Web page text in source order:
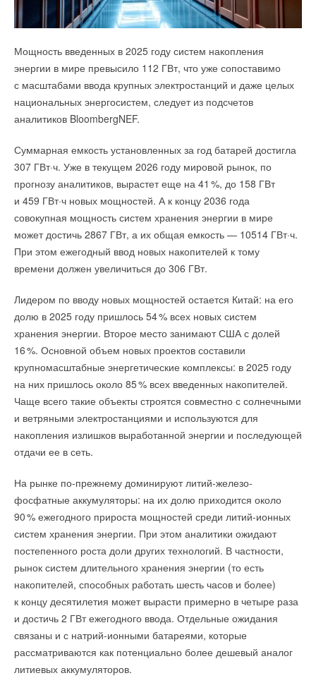
Мощность введенных в 2025 году систем накопления
энергии в мире превысило 112 ГВт, что уже сопоставимо
с масштабами ввода крупных электростанций и даже целых
национальных энергосистем, следует из подсчетов
аналитиков BloombergNEF.
Суммарная емкость установленных за год батарей достигла
307 ГВт·ч. Уже в текущем 2026 году мировой рынок, по
прогнозу аналитиков, вырастет еще на 41%, до 158 ГВт
и 459 ГВт·ч новых мощностей. А к концу 2036 года
совокупная мощность систем хранения энергии в мире
может достичь 2867 ГВт, а их общая емкость — 10514 ГВт·ч.
При этом ежегодный ввод новых накопителей к тому
времени должен увеличиться до 306 ГВт.
Лидером по вводу новых мощностей остается Китай: на его
долю в 2025 году пришлось 54% всех новых систем
хранения энергии. Второе место занимают США с долей
16%. Основной объем новых проектов составили
крупномасштабные энергетические комплексы: в 2025 году
на них пришлось около 85% всех введенных накопителей.
Чаще всего такие объекты строятся совместно с солнечными
и ветряными электростанциями и используются для
накопления излишков выработанной энергии и последующей
отдачи ее в сеть.
На рынке по-прежнему доминируют литий-железо-
фосфатные аккумуляторы: на их долю приходится около
90% ежегодного прироста мощностей среди литий-ионных
систем хранения энергии. При этом аналитики ожидают
постепенного роста доли других технологий. В частности,
рынок систем длительного хранения энергии (то есть
накопителей, способных работать шесть часов и более)
к концу десятилетия может вырасти примерно в четыре раза
и достичь 2 ГВт ежегодного ввода. Отдельные ожидания
связаны и с натрий-ионными батареями, которые
рассматриваются как потенциально более дешевый аналог
литиевых аккумуляторов.
Насос RH — одноступенчатый центробежный
с горизонтальным валом. Особенности: осевой
всасывающий и радиальный напорный патрубки, диаметры
до 200 мм, расходы до 800 м³/ч, напоры до 148 м, моторы до
200 кВт.
Насос RHK
— одноступенчатый центробежный
горизонтальный с демонтируемой муфтой. Насосная часть
с собственным подшипниковым узлом и системой смазки,
воспринимающим радиальные и осевые нагрузки.
Максимальный диаметр — 350 мм, расходы до 2000 м³/ч,
напоры до 148 м, двигатели до 315 кВт.
Новинки уже доступны к заказу и внесены в программу
подбора насосов Pump Select (Памп Селект).
Читайте по теме:
и стабильную работу.
Odyssey Pro Full DC Inverter
Первый в России инверторный кондиционер класса A++/A+++
в своем ценовом сегменте. Он оснащён полностью DC-
теплообменником и точной схемотехникой платы
компрессора. Это позволяет поддерживать оптимальную
мощность и стабильный климат в помещении при любых
условиях, экономя электроэнергию и продлевая срок службы
устройства.
Кондиционер эффективно работает на обогрев даже при
температурах до −20°C (рекомендуемый режим −15°C).
Низкий уровень шума внутреннего блока 18 дБ(А) делает его
работу практически неслышной. Среди функций комфорта:
режим самоочистки 4-го поколения предотвращает
образование плесени и накопление пыли, Breeze Away